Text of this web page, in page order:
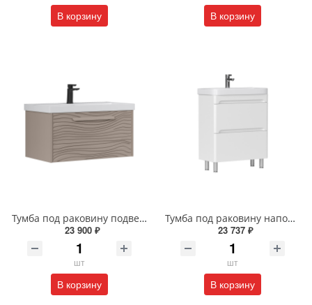
В корзину В корзину
Тумба под раковину подвесная EQUIL Глеам 80.1Я/Gleam 80.1Y амарок/дуб вотан tpGLEAM80.1Y-25
23 900 ₽
шт
В корзину
Тумба под раковину напольная EQUIL Найс 60 см tnNICE60.2Y-05 белая
23 737 ₽
шт
В корзину